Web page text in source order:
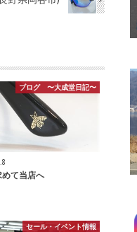
ブログ 〜大成堂日記〜
めて当店へ
セール・イベント情報